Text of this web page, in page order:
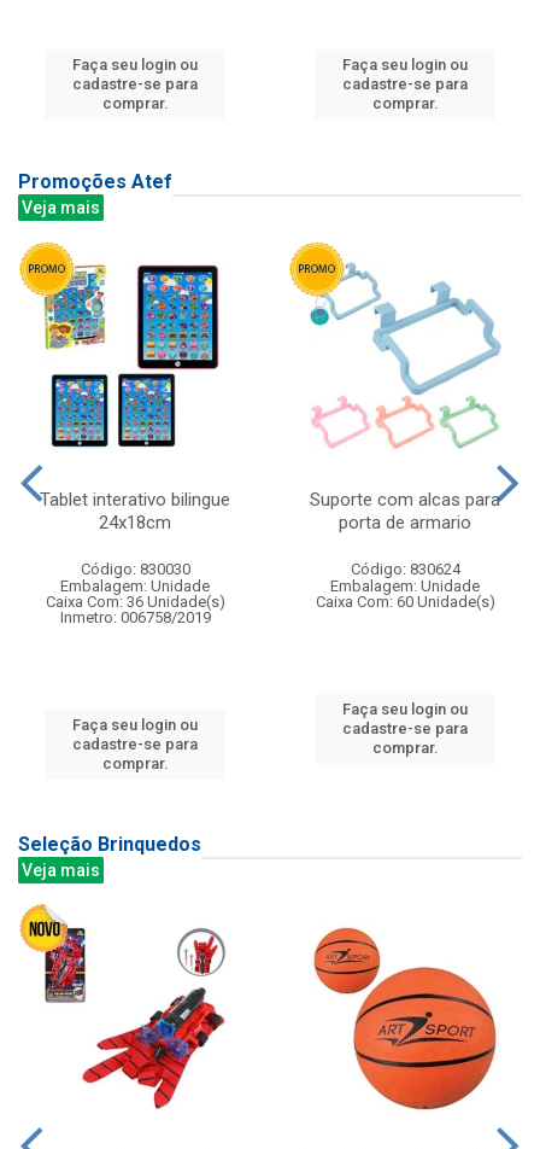
Faça seu login ou
cadastre-se para
comprar.
Faça seu login ou
cadastre-se para
comprar.
Promoções Atef
Veja mais
Tablet interativo bilingue
24x18cm
Código: 830030
Embalagem: Unidade
Caixa Com: 36 Unidade(s)
Inmetro: 006758/2019
Faça seu login ou
cadastre-se para
comprar.
Suporte com alcas para
porta de armario
Código: 830624
Embalagem: Unidade
Caixa Com: 60 Unidade(s)
Faça seu login ou
cadastre-se para
comprar.
Seleção Brinquedos
Veja mais